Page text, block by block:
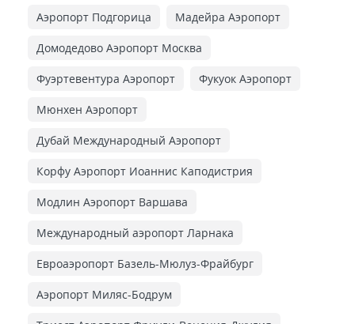
Аэропорт Подгорица Мадейра Аэропорт
Домодедово Аэропорт Москва
Фуэртевентура Аэропорт Фукуок Аэропорт
Мюнхен Аэропорт
Дубай Международный Аэропорт
Корфу Аэропорт Иоаннис Каподистрия
Модлин Аэропорт Варшава
Международный аэропорт Ларнака
Евроаэропорт Базель-Мюлуз-Фрайбург
Аэропорт Миляс-Бодрум